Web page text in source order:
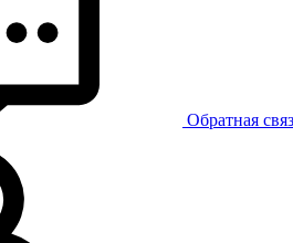
Обратная